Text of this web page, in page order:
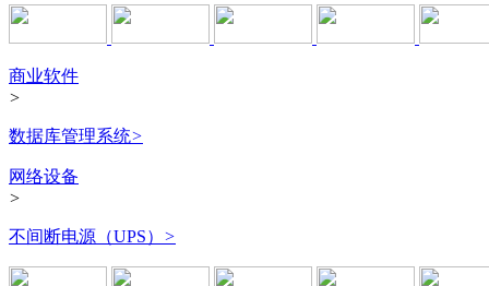
商业软件
>
数据库管理系统>
网络设备
>
不间断电源（UPS） >